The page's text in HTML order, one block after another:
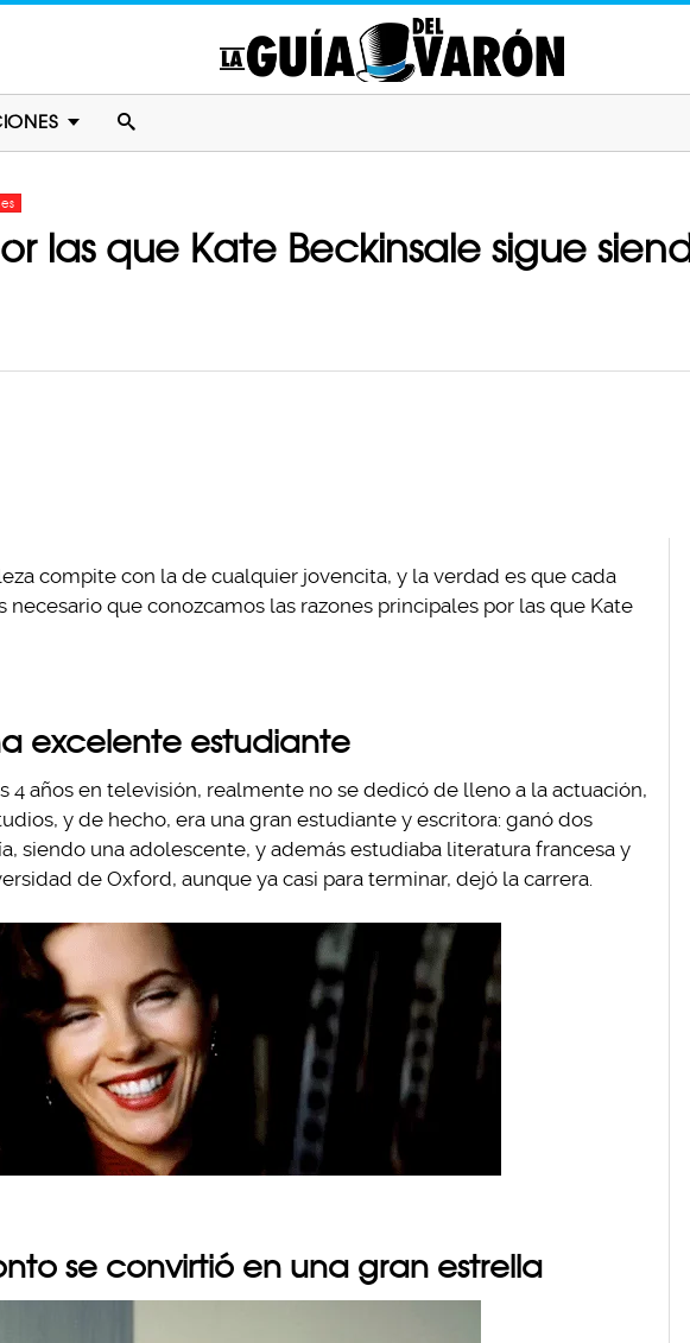
las que Kate Beckinsale sigue
compite con la de cualquier jovencita, y la verdad es que cada
necesario que conozcamos las razones principales por las que Kate
excelente estudiante
4 años en televisión, realmente no se dedicó de lleno a la actuación,
y de hecho, era una gran estudiante y escritora: ganó dos
siendo una adolescente, y además estudiaba literatura francesa y
de Oxford, aunque ya casi para terminar, dejó la carrera.
se convirtió en una gran estrella